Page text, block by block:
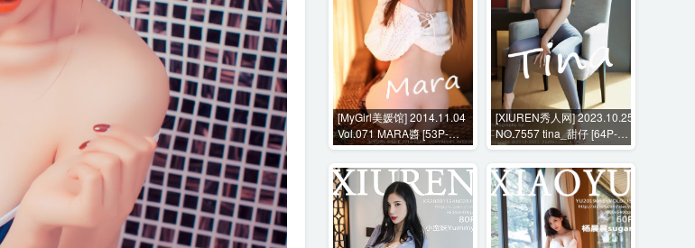
[MyGirl美媛馆] 2014.11.04
Vol.071 MARA醬 [53P-
246MB]
[XIUREN秀人网] 2023.10.25
NO.7557 tina_甜仔 [64P-
596MB]